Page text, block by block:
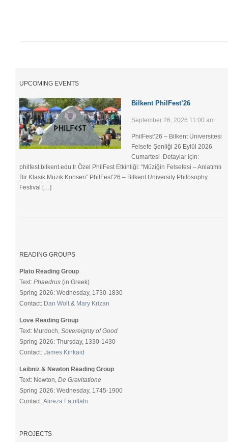
UPCOMING EVENTS
Bilkent PhilFest’26
September 26, 2026 11:00 am
PhilFest’26 – Bilkent Üniversitesi
Felsefe Şenliği ​26 Eylül 2026
Cumartesi Detaylar için:
philfest.bilkent.edu.tr Özel PhilFest Etkinliği: “Müziğin Felsefesi – Anlatımlı
Bir Klasik Müzik Konseri” PhilFest’26 – Bilkent University Philosophy
Festival […]
READING GROUPS
Plato Reading Group
Text:Phaedrus (in Greek)
Spring 2026: Wednesday, 1730-1830
Contact: Dan Wolt& Mary Krizan
Love Reading Group
Text: Murdoch,Sovereignty of Good
Spring 2026: Thursday, 1330-1430
Contact:James Kinkaid
Leibniz & Newton Reading Group
Text: Newton,De Gravitatione
Spring 2026: Wednesday, 1745-1900
Contact:Alireza Fatollahi
PROJECTS